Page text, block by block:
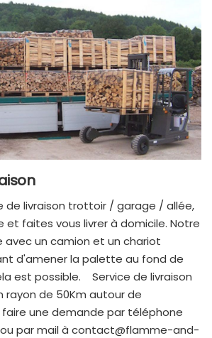
de livraison trottoir / garage / allée,
et faites vous livrer à domicile. Notre
avec un camion et un chariot
d'amener la palette au fond de
est possible.
Service de livraison
rayon de 50Km autour de
faire une demande par téléphone
ou par mail à contact@flamme-and-